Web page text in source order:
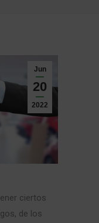
Jun
20
2022
ciertos
de los